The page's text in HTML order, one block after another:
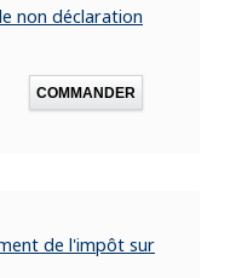
non déclaration
COMMANDER
de l'impôt sur